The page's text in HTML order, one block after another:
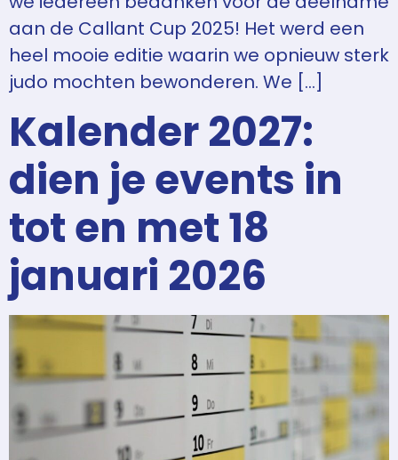
aan de Callant Cup 2025! Het werd een
heel mooie editie waarin we opnieuw sterk
judo mochten bewonderen. We […]
Kalender 2027:
dien je events in
tot en met 18
januari 2026